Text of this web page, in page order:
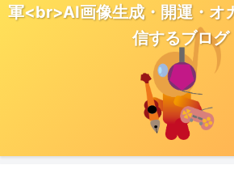
軍<br>AI画像生成・開運・オ
信するブログ